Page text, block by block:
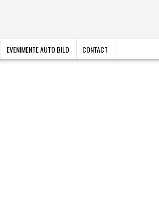
EVENIMENTE AUTO BILD CONTACT